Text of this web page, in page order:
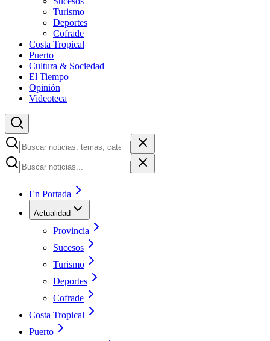
Turismo
Deportes
Cofrade
Costa Tropical
Puerto
Cultura & Sociedad
El Tiempo
Opinión
Videoteca
En Portada
Actualidad
Provincia
Sucesos
Turismo
Deportes
Cofrade
Costa Tropical
Puerto